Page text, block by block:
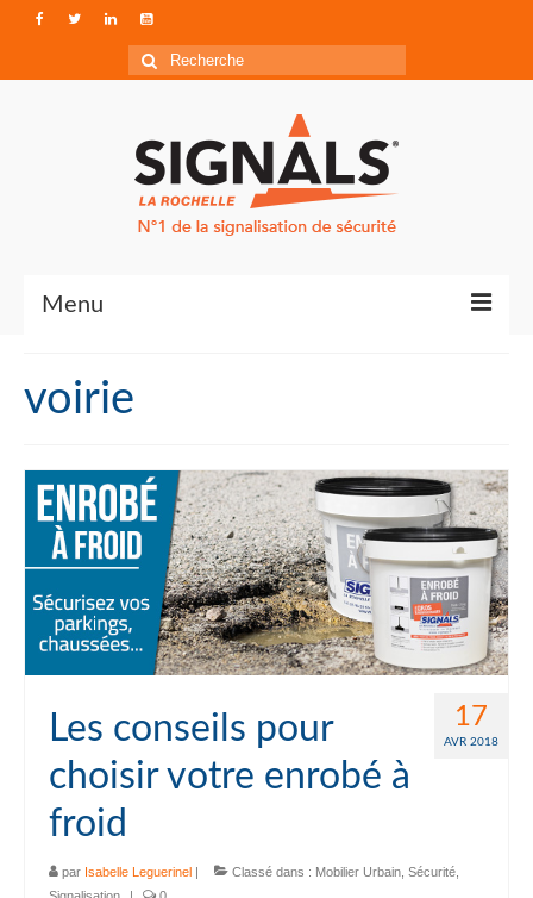
Rechercher
:
Menu
Qui sommes-nous ?
Accéder à Signals
voirie
17
AVR 2018
Les conseils pour
choisir votre enrobé à
froid
par Isabelle Leguerinel | Classé dans : Mobilier Urbain Sécurité